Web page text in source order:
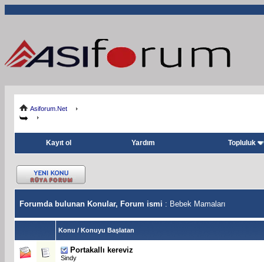
Asiforum.Net
Kayıt ol Yardım Topluluk
Forumda bulunan Konular, Forum ismi : Bebek Mamaları
Konu / Konuyu Başlatan
Portakallı kereviz
Sindy